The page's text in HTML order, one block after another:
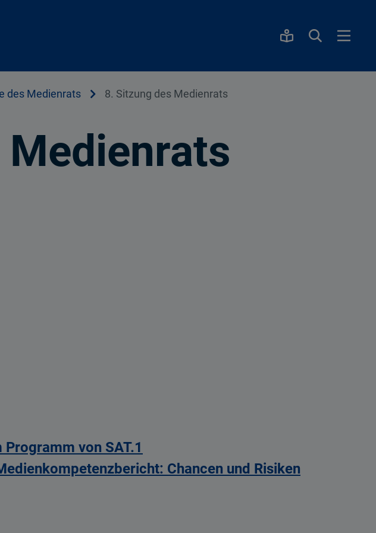
des Medienrats 8. Sitzung des Medienrats
von SAT.1
Chancen und Risiken